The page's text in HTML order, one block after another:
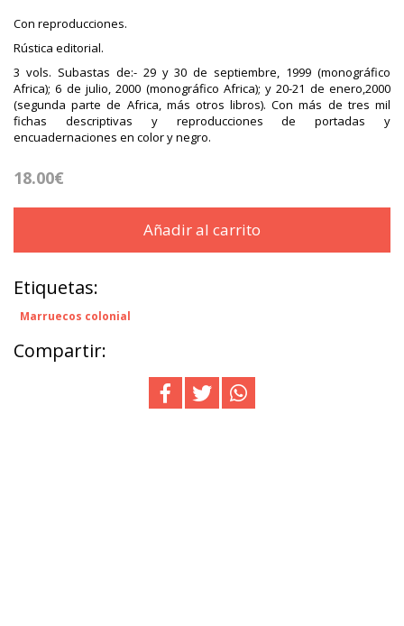
Con reproducciones.
Rústica editorial.
3 vols. Subastas de:- 29 y 30 de septiembre, 1999 (monográfico
Africa); 6 de julio, 2000 (monográfico Africa); y 20-21 de enero,2000
(segunda parte de Africa, más otros libros). Con más de tres mil
fichas descriptivas y reproducciones de portadas y
encuadernaciones en color y negro.
18.00€
Añadir al carrito
Etiquetas:
Marruecos colonial
Compartir: